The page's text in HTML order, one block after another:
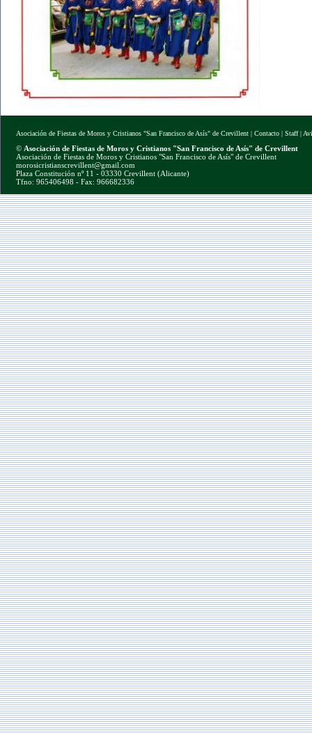
Asociación de Fiestas de Moros y Cristianos "San Francisco de Asís" de Crevillent | Contacto | Staff|
© Asociación de Fiestas de Moros y Cristianos "San Francisco de Asís" de Crevillent
Asociación de Fiestas de Moros y Cristianos "San Francisco de Asís" de Crevillent
morosicristianscrevillent@gmail.com
Plaza Constitución nº 11 - 03330 Crevillent (Alicante)
Tfno: 965406498 - Fax: 966682336